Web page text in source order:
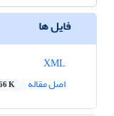
فایل ها
اصل مقاله
K